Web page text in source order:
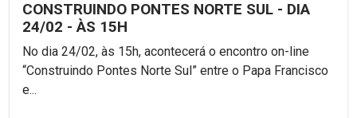
CONSTRUINDO PONTES NORTE SUL - DIA
24/02 - ÀS 15H
No dia 24/02, às 15h, acontecerá o encontro on-line
“Construindo Pontes Norte Sul” entre o Papa Francisco
e...